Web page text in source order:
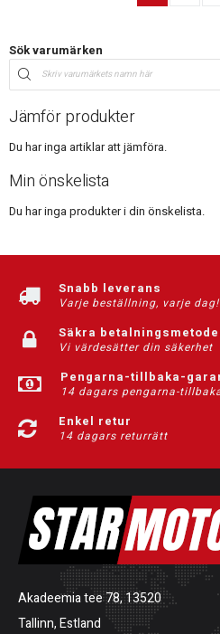
Sök varumärken
Jämför produkter
Du har inga artiklar att jämföra.
Min önskelista
Du har inga produkter i din önskelista.
Snabb leverans
Varje beställning, varje dag!
Säkra
Vi värdesätter din säkerhet
Pengarna-tillbaka-
14 dagars pengarna-
Enkel retur
14 dagars returrätt
Akadeemia tee 78, 13520
Tallinn, Estland